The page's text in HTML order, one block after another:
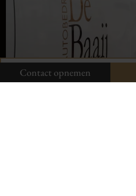
Contact opnemen
Contact opnemen
Plan uw onderhoud
Onze occasions